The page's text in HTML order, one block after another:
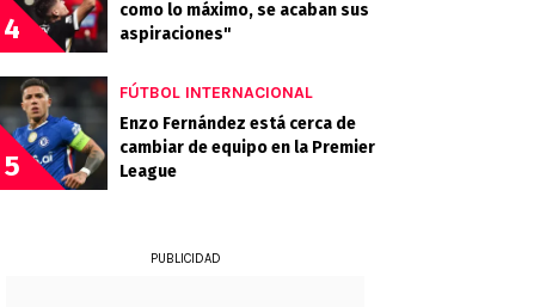
4
como lo máximo, se acaban sus
aspiraciones"
5
FÚTBOL INTERNACIONAL
Enzo Fernández está cerca de
cambiar de equipo en la Premier
League
PUBLICIDAD